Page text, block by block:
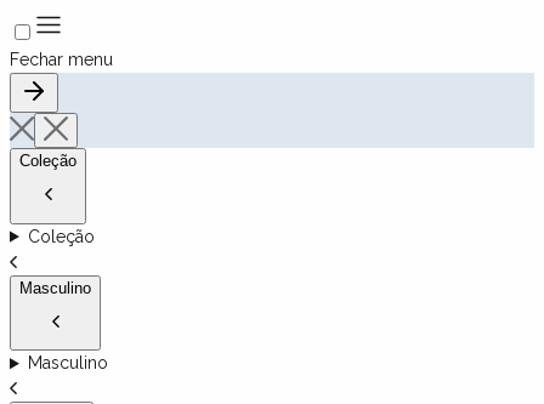
Fechar menu
Coleção
Coleção
Masculino
Masculino